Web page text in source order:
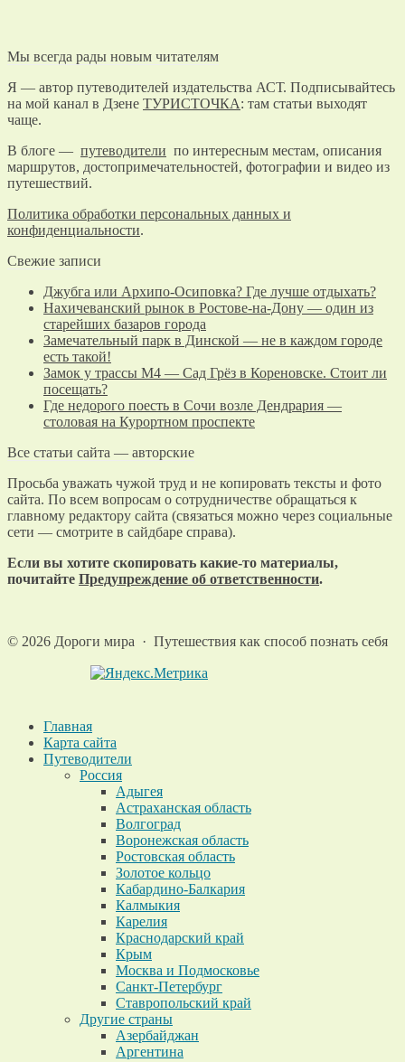
Мы всегда рады новым читателям
Я — автор путеводителей издательства АСТ. Подписывайтесь
на мой канал в Дзене ТУРИСТОЧКА: там статьи выходят
чаще.
В блоге — путеводители по интересным местам, описания
маршрутов, достопримечательностей, фотографии и видео из
путешествий.
Политика обработки персональных данных и
конфиденциальности.
Свежие записи
Джубга или Архипо-Осиповка? Где лучше отдыхать?
Нахичеванский рынок в Ростове-на-Дону — один из
старейших базаров города
Замечательный парк в Динской — не в каждом городе
есть такой!
Замок у трассы М4 — Сад Грёз в Кореновске. Стоит ли
посещать?
Где недорого поесть в Сочи возле Дендрария —
столовая на Курортном проспекте
Все статьи сайта — авторские
Просьба уважать чужой труд и не копировать тексты и фото
сайта. По всем вопросам о сотрудничестве обращаться к
главному редактору сайта (связаться можно через социальные
сети — смотрите в сайдбаре справа).
Если вы хотите скопировать какие-то материалы,
почитайте Предупреждение об ответственности.
© 2026 Дороги мира · Путешествия как способ познать себя
Главная
Карта сайта
Путеводители
Россия
Адыгея
Астраханская область
Волгоград
Воронежская область
Ростовская область
Золотое кольцо
Кабардино-Балкария
Калмыкия
Карелия
Краснодарский край
Крым
Москва и Подмосковье
Санкт-Петербург
Ставропольский край
Другие страны
Азербайджан
Аргентина